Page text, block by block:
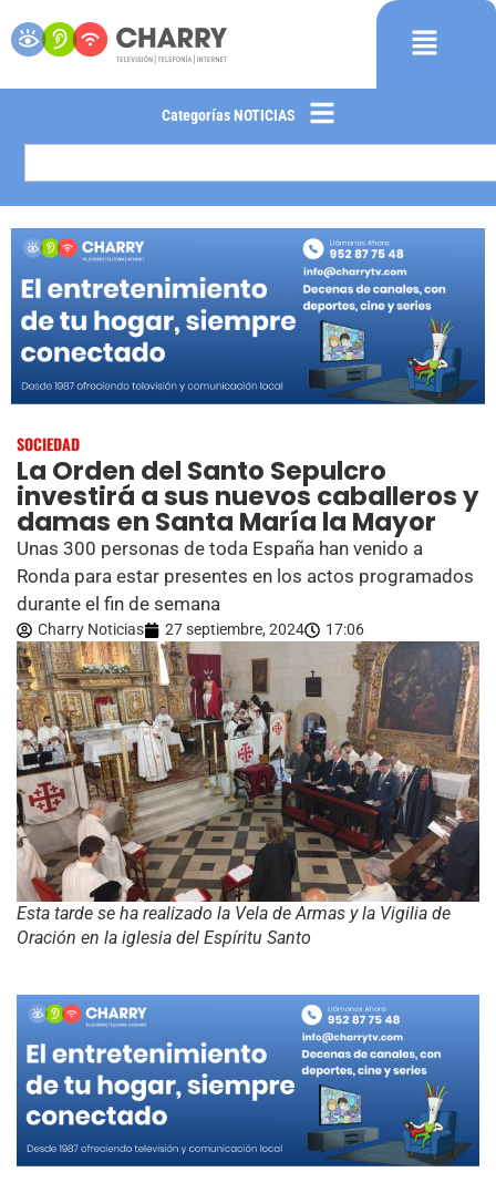
Categorías NOTICIAS
SOCIEDAD
La Orden del Santo Sepulcro
investirá a sus nuevos caballeros y
damas en Santa María la Mayor
Unas 300 personas de toda España han venido a
Ronda para estar presentes en los actos programados
durante el fin de semana
Charry Noticias 27 septiembre, 2024 17:06
Esta tarde se ha realizado la Vela de Armas y la Vigilia de
Oración en la iglesia del Espíritu Santo